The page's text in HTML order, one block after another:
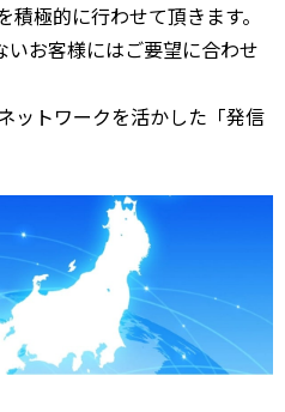
極的に行わせて頂きます。
お客様にはご要望に合わせ
ットワークを活かした「発信